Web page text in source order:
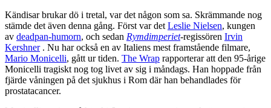
Kändisar brukar dö i tretal, var det någon som sa. Skrämmande nog
stämde det även denna gång. Först var det Leslie Nielsen, kungen
av deadpan-humorn, och sedan Rymdimperiet-regissören Irvin
Kershner. Nu har också en av Italiens mest framstående filmare,
Mario Monicelli, gått ur tiden. The Wrap rapporterar att den 95-årige
Monicelli tragiskt nog tog livet av sig i måndags. Han hoppade från
fjärde våningen på det sjukhus i Rom där han behandlades för
prostatacancer.